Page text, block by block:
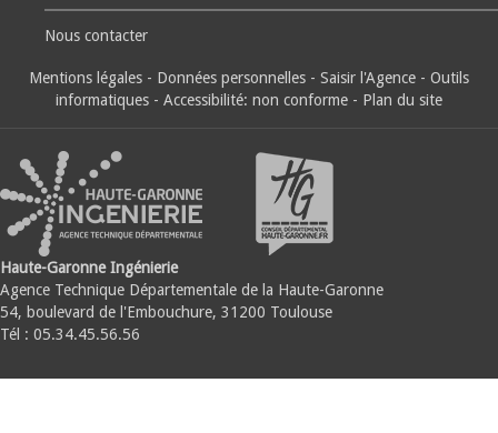
Nous contacter
Mentions légales - Données personnelles - Saisir l'Agence - Outils
informatiques - Accessibilité: non conforme - Plan du site
Haute-Garonne Ingénierie
Agence Technique Départementale de la Haute-Garonne
54, boulevard de l'Embouchure, 31200 Toulouse
Tél : 05.34.45.56.56